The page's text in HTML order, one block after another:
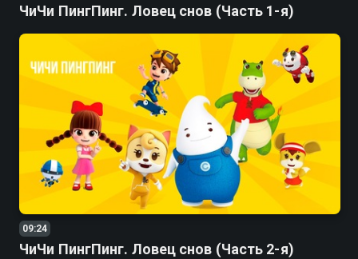
ЧиЧи ПингПинг. Ловец снов (Часть 1-я)
09:24
ЧиЧи ПингПинг. Ловец снов (Часть 2-я)